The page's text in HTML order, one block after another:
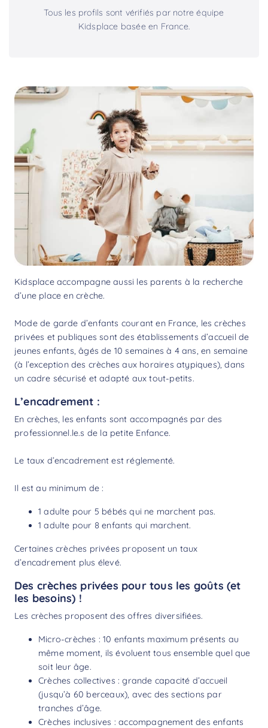
Tous les profils sont vérifiés par notre équipe
Kidsplace basée en France.
Kidsplace accompagne aussi les parents à la recherche
d’une place en crèche.
Mode de garde d’enfants courant en France, les crèches
privées et publiques sont des établissements d’accueil de
jeunes enfants, âgés de 10 semaines à 4 ans, en semaine
(à l’exception des crèches aux horaires atypiques), dans
un cadre sécurisé et adapté aux tout-petits.
L’encadrement :
En crèches, les enfants sont accompagnés par des
professionnel.le.s de la petite Enfance.
Le taux d’encadrement est réglementé.
Il est au minimum de :
1 adulte pour 5 bébés qui ne marchent pas.
1 adulte pour 8 enfants qui marchent.
Certaines crèches privées proposent un taux
d’encadrement plus élevé.
Des crèches privées pour tous les goûts (et
les besoins) !
Les crèches proposent des offres diversifiées.
Micro-crèches : 10 enfants maximum présents au
même moment, ils évoluent tous ensemble quel que
soit leur âge.
Crèches collectives : grande capacité d’accueil
(jusqu’à 60 berceaux), avec des sections par
tranches d’âge.
Crèches inclusives : accompagnement des enfants